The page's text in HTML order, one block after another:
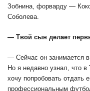
Зобнина, форварду —
Соболева.
— Твой сын делает
— Сейчас он занимается
Но я недавно узнал, что
хочу попробовать отдать
профессиональным